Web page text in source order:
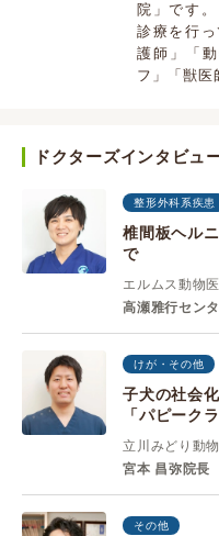
院」です
診療を行
護師」「
フ」「獣
ドクターズインタビュ
整形外科系疾患
椎間板ヘル
で
エルムス動物
高瀬雅行セン
けが・その他
子犬の社会
「パピークラ
立川みどり動
宮本 昌弥院長
その他